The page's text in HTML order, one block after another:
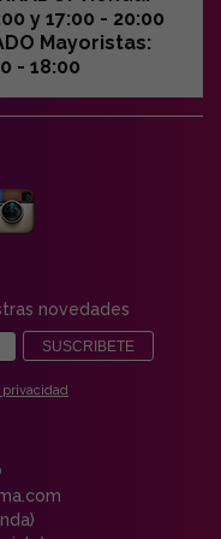
y 17:00 - 20:00
Mayoristas:
- 18:00
novedades
SUSCRIBETE